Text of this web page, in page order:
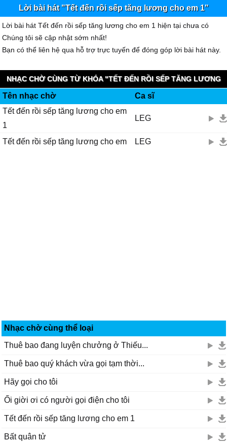
Lời bài hát "Tết đến rồi sếp tăng lương cho em 1"
Lời bài hát Tết đến rồi sếp tăng lương cho em 1 hiện tại chưa có
Chúng tôi sẽ cập nhật sớm nhất!
Bạn có thể liên hệ qua hỗ trợ trực tuyến để đóng góp lời bài hát này.
NHẠC CHỜ CÙNG TỪ KHÓA "TẾT ĐẾN RỒI SẾP TĂNG LƯƠNG
CHO EM 1" - GMOBILE KOOLRING
Tên nhạc chờ
Ca sĩ
Tết đến rồi sếp tăng lương cho em
1
LEG
Tết đến rồi sếp tăng lương cho em LEG
Nhạc chờ cùng thể loại
Thuê bao đang luyện chưởng ở Thiếu...
Thuê bao quý khách vừa gọi tạm thời...
Hãy gọi cho tôi
Ối giời ơi có người gọi điện cho tôi
Tết đến rồi sếp tăng lương cho em 1
Bất quân tử